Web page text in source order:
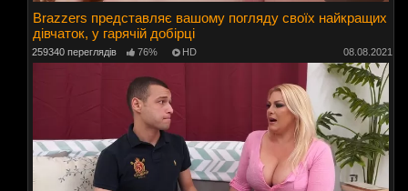
Brazzers представляє вашому погляду своїх найкращих
дівчаток, у гарячій добірці
259340 переглядів 76% HD 08.08.2021